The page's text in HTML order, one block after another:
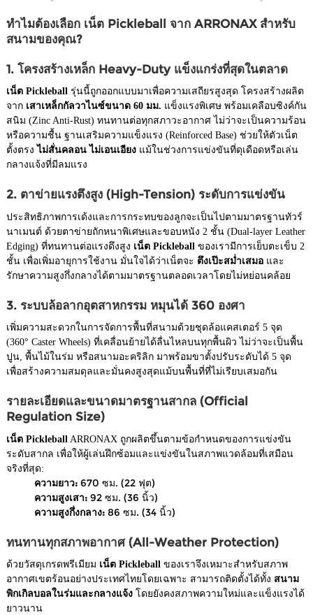
ทำไมต้องเลือก เน็ต Pickleball จาก ARRONAX สำหรับ
สนามของคุณ?
1. โครงสร้างเหล็ก Heavy-Duty แข็งแกร่งที่สุดในตลาด
เน็ต Pickleball รุ่นนี้ถูกออกแบบมาเพื่อความเสถียรสูงสุด โครงสร้างผลิต
จาก เสาเหล็กกัลวาไนซ์ขนาด 60 มม. แข็งแรงพิเศษ พร้อมเคลือบซิงค์กัน
สนิม (Zinc Anti-Rust) ทนทานต่อทุกสภาวะอากาศ ไม่ว่าจะเป็นความร้อน
หรือความชื้น ฐานเสริมความแข็งแรง (Reinforced Base) ช่วยให้ตัวเน็ต
ตั้งตรง ไม่สั่นคลอน ไม่เอนเอียง แม้ในช่วงการแข่งขันที่ดุเดือดหรือเล่น
กลางแจ้งที่มีลมแรง
2. ตาข่ายแรงตึงสูง (High-Tension) ระดับการแข่งขัน
ประสิทธิภาพการเด้งและการกระทบของลูกจะเป็นไปตามมาตรฐานทัวร์
นาเมนต์ ด้วยตาข่ายถักหนาพิเศษและขอบหนัง 2 ชั้น (Dual-layer Leather
Edging) ที่ทนทานต่อแรงดึงสูง เน็ต Pickleball ของเรามีการเย็บตะเข็บ 2
ชั้น เพื่อเพิ่มอายุการใช้งาน มั่นใจได้ว่าเน็ตจะ ตึงเป๊ะสม่ำเสมอ และ
รักษาความสูงกึ่งกลางได้ตามมาตรฐานตลอดเวลาโดยไม่หย่อนคล้อย
3. ระบบล้อลากอุตสาหกรรม หมุนได้ 360 องศา
เพิ่มความสะดวกในการจัดการพื้นที่สนามด้วยชุดล้อแคสเตอร์ 5 จุด
(360° Caster Wheels) ที่เคลื่อนย้ายได้ลื่นไหลบนทุกพื้นผิว ไม่ว่าจะเป็นพื้น
ปูน, พื้นไม้ในร่ม หรือสนามอะคริลิก มาพร้อมขาตั้งปรับระดับได้ 5 จุด
เพื่อสร้างความสมดุลและมั่นคงสูงสุดแม้บนพื้นที่ที่ไม่เรียบเสมอกัน
รายละเอียดและขนาดมาตรฐานสากล (Official
Regulation Size)
เน็ต Pickleball ARRONAX ถูกผลิตขึ้นตามข้อกำหนดของการแข่งขัน
ระดับสากล เพื่อให้ผู้เล่นฝึกซ้อมและแข่งขันในสภาพแวดล้อมที่เสมือน
จริงที่สุด:
ความยาว: 670 ซม. (22 ฟุต)
ความสูงเสา: 92 ซม. (36 นิ้ว)
ความสูงกึ่งกลาง: 86 ซม. (34 นิ้ว)
ทนทานทุกสภาพอากาศ (All-Weather Protection)
ด้วยวัสดุเกรดพรีเมียม เน็ต Pickleball ของเราจึงเหมาะสำหรับสภาพ
อากาศเขตร้อนอย่างประเทศไทยโดยเฉพาะ สามารถติดตั้งได้ทั้ง สนาม
พิกเกิลบอลในร่มและกลางแจ้ง โดยยังคงสภาพความใหม่และแข็งแรงได้
ยาวนาน